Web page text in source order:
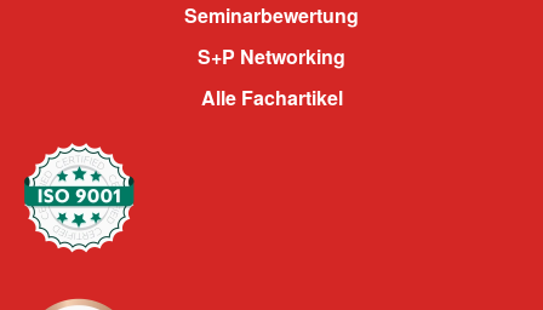
Seminarbewertung
S+P Networking
Alle Fachartikel